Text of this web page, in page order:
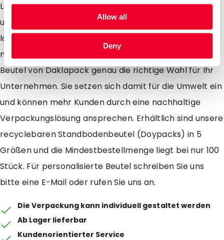
Allow all
Deny
Lebensmittel- als auch für Non-Food-Anwendungen
und bieten aufgrund der zusätzlichen Barriere eine
längere Haltbarkeit. Wenn Sie Ihre Produkte
nachhaltig verpacken wollen sind die Monomaterial-
Beutel von Daklapack genau die richtige Wahl für Ihr
Unternehmen. Sie setzen sich damit für die Umwelt ein
und können mehr Kunden durch eine nachhaltige
Verpackungslösung ansprechen. Erhältlich sind unsere
recyclebaren Standbodenbeutel (Doypacks) in 5
Größen und die Mindestbestellmenge liegt bei nur 100
Stück. Für personalisierte Beutel schreiben Sie uns
bitte eine E-Mail oder rufen Sie uns an.
Die Verpackung kann individuell gestaltet werden
Ab Lager lieferbar
Kundenorientierter Service